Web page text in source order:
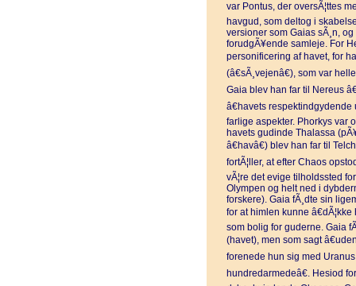
var Pontus, der oversÃ¦ttes
havgud, som deltog i
versioner som Gaias sÃ¸n,
forudgÃ¥ende samleje. For
personificering af havet, for
(â€sÃ¸vejenâ€), som var
Gaia blev han far til Nereus
â€havets respektindgydende
farlige aspekter. Phorkys var
havets gudinde Thalassa
â€havâ€) blev han far til
fortÃ¦ller, at efter Chaos
vÃ¦re det evige tilholdssted
Olympen og helt ned i
forskere). Gaia fÃ¸dte sin
for at himlen kunne
som bolig for guderne. Gaia
(havet), men som sagt
forenede hun sig med
hundredarmedeâ€. Hesiod